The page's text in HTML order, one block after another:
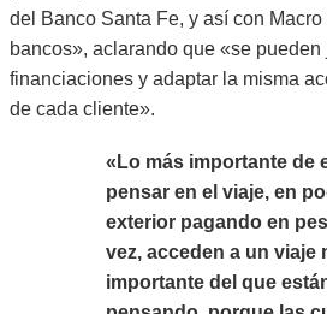
del Banco Santa Fe, y así con
bancos», aclarando que «se pueden
financiaciones y adaptar la misma
de cada cliente».
«Lo más importante de
pensar en el viaje, en
exterior pagando en
vez, acceden a un viaje
importante del que